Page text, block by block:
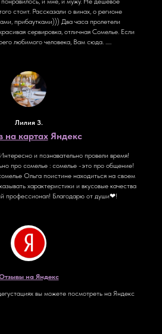
стоит. Рассказали о винах, о регионе
прибаутками))) Два часа пролетели
сервировка, отличная Сомелье. Если
любимого человека, Вам сюда. .....
Лилия З.
на картахЯндекс
и познавательно провели время!
про сомелье : сомелье -это про общение!
Ольга поистине находиться на своем
характеристики и вкусовые качества
профессионал! Благодарю от души❤!
на Яндекс
вы можете посмотреть на Яндекс